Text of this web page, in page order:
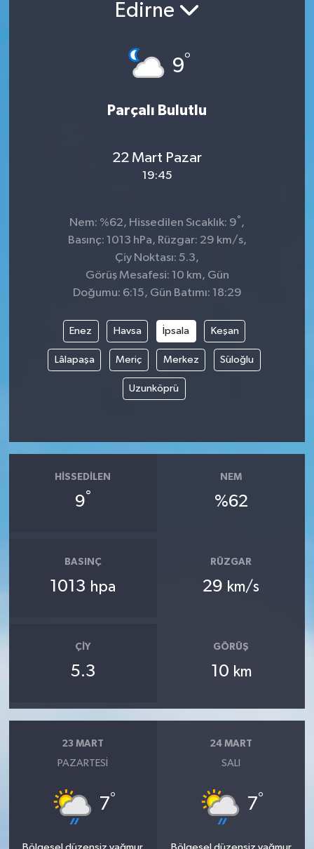
Edirne
9°
Parçalı Bulutlu
22 Mart Pazar
19:45
Nem: %62, Hissedilen Sıcaklık: 9° ,
Basınç: 1013 hPa, Rüzgar: 29 km/s,
Çiy Noktası: 5.3,
Görüş Mesafesi: 10 km, Gün
Doğumu: 6:15, Gün Batımı: 18:29
Enez Havsa İpsala Keşan
Lâlapaşa Meriç Merkez Süloğlu
Uzunköprü
HISSEDILEN
9°
NEM
%62
BASINÇ
1013 hpa
RÜZGAR
29 km/s
ÇIY
5.3
GÖRÜŞ
10 km
23 MART
PAZARTESI
7°
Bölgesel düzensiz yağmur
24 MART
SALI
7°
Bölgesel düzensiz yağmur